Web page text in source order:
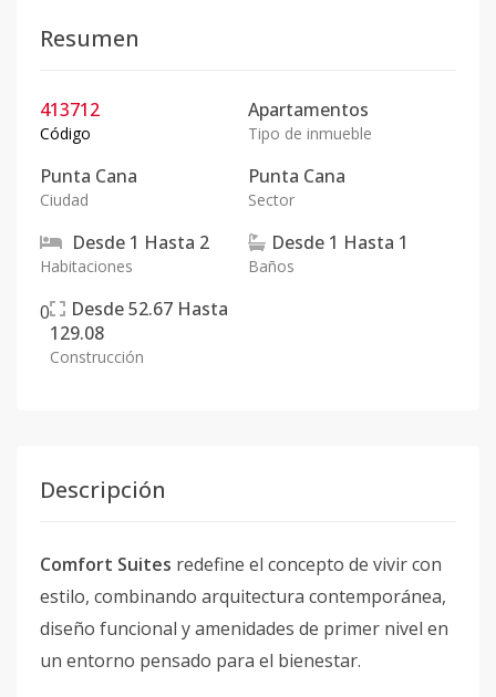
Resumen
413712
Código
Apartamentos
Tipo de inmueble
Punta Cana
Ciudad
Punta Cana
Sector
Desde 1 Hasta 2
Habitaciones
Desde 1 Hasta 1
Baños
0 Desde52.67 Hasta
129.08
Construcción
Descripción
Comfort Suites redefine el concepto de vivir con
estilo, combinando arquitectura contemporánea,
diseño funcional y amenidades de primer nivel en
un entorno pensado para el bienestar.